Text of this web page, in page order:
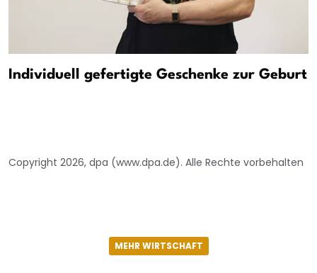
Individuell gefertigte Geschenke zur Geburt
Copyright 2026, dpa (www.dpa.de). Alle Rechte vorbehalten
MEHR WIRTSCHAFT